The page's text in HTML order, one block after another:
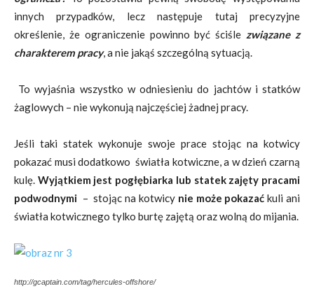
innych przypadków, lecz następuje tutaj precyzyjne
określenie, że ograniczenie powinno być ściśle związane z
charakterem pracy, a nie jakąś szczególną sytuacją.
To wyjaśnia wszystko w odniesieniu do jachtów i statków
żaglowych – nie wykonują najczęściej żadnej pracy.
Jeśli taki statek wykonuje swoje prace stojąc na kotwicy
pokazać musi dodatkowo światła kotwiczne, a w dzień czarną
kulę. Wyjątkiem jest pogłębiarka lub statek zajęty pracami
podwodnymi – stojąc na kotwicy nie może pokazaćkuli ani
światła kotwicznego tylko burtę zajętą oraz wolną do mijania.
http://gcaptain.com/tag/hercules-offshore/